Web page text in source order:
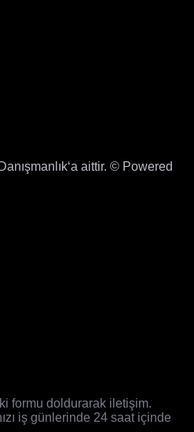
aittir. © Powered
formu doldurarak iletişim.
iş günlerinde 24 saat içinde